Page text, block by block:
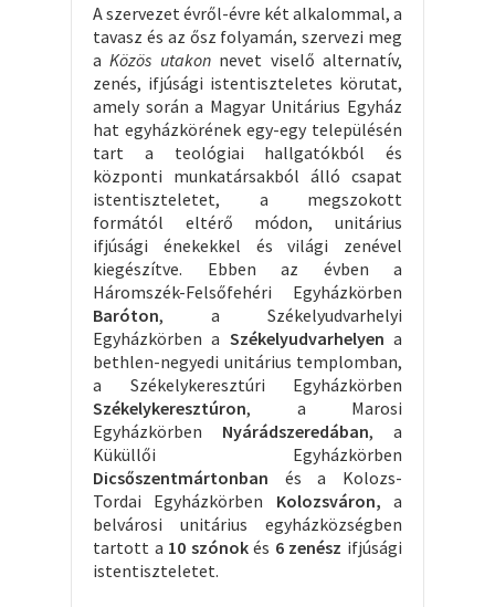
A szervezet évről-évre két alkalommal, a
tavasz és az ősz folyamán, szervezi meg
aKözös utakonnevet viselő alternatív,
zenés, ifjúsági istentiszteletes körutat,
amely során a Magyar Unitárius Egyház
hat egyházkörének egy-egy településén
tart a teológiai hallgatókból és
központi munkatársakból álló csapat
istentiszteletet, a megszokott
formától eltérő módon, unitárius
ifjúsági énekekkel és világi zenével
kiegészítve. Ebben az évben a
Háromszék-Felsőfehéri Egyházkörben
Baróton, a Székelyudvarhelyi
Egyházkörben a Székelyudvarhelyena
bethlen-negyedi unitárius templomban,
a Székelykeresztúri Egyházkörben
Székelykeresztúron, a Marosi
Egyházkörben Nyárádszeredában, a
Küküllői Egyházkörben
Dicsőszentmártonban és a Kolozs-
Tordai Egyházkörben Kolozsváron,a
belvárosi unitárius egyházközségben
tartott a 10 szónokés 6 zenész ifjúsági
istentiszteletet.